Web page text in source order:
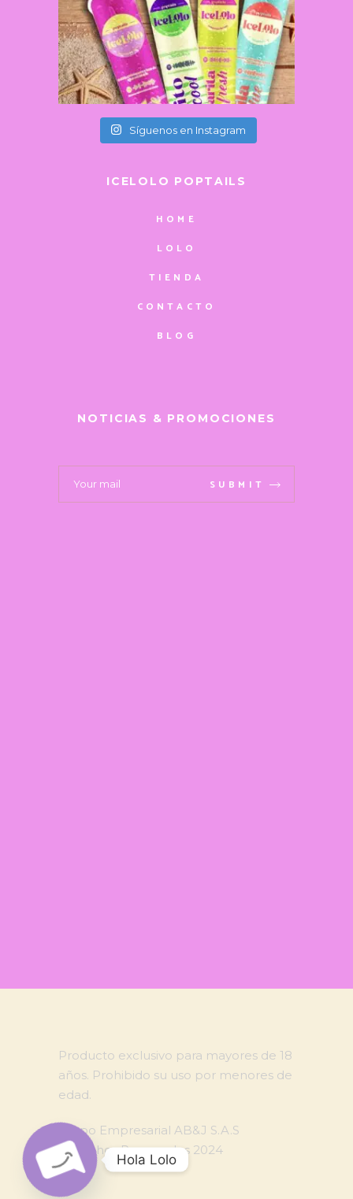
Síguenos en Instagram
ICELOLO POPTAILS
HOME
LOLO
TIENDA
CONTACTO
BLOG
NOTICIAS & PROMOCIONES
SUBMIT
Producto exclusivo para mayores de 18
años. Prohibido su uso por menores de
edad.
Grupo Empresarial AB&J S.A.S
Derechos Reservados 2024
Hola Lolo